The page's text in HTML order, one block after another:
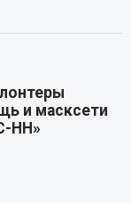
и масксети
НН»